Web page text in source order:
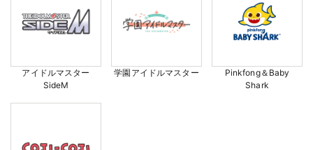
アイドルマスター
SideM
学園アイドルマスター
Pinkfong＆Baby
Shark